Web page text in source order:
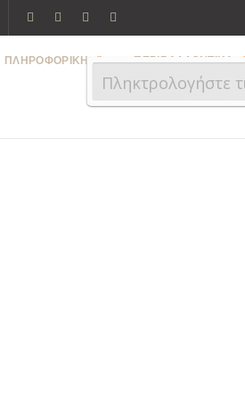
ΠΛΗΡΟΦΟΡΙΚΗ ΠΕΡΙΒΑΛΛΟΝΤΙΚΑ